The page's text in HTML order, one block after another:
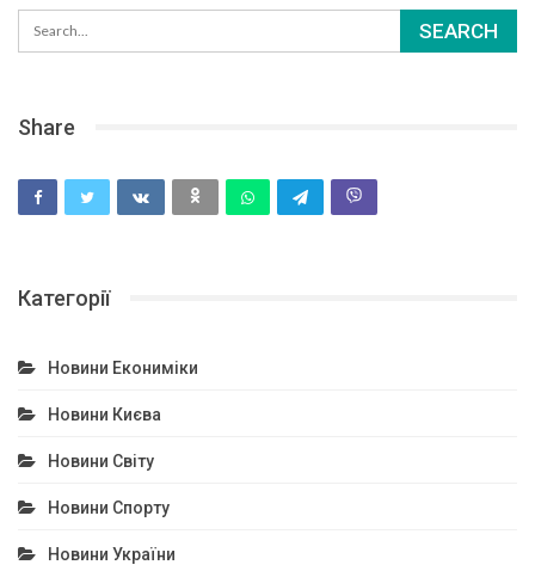
Share
Категорії
Новини Екониміки
Новини Києва
Новини Світу
Новини Спорту
Новини України